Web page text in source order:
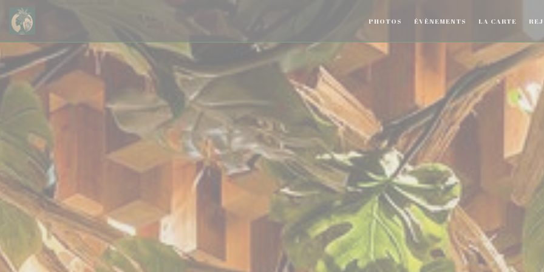
Personnalisation de vos choix en matière de cookies
PHOTOS ÉVÈNEMENTS LA CARTE